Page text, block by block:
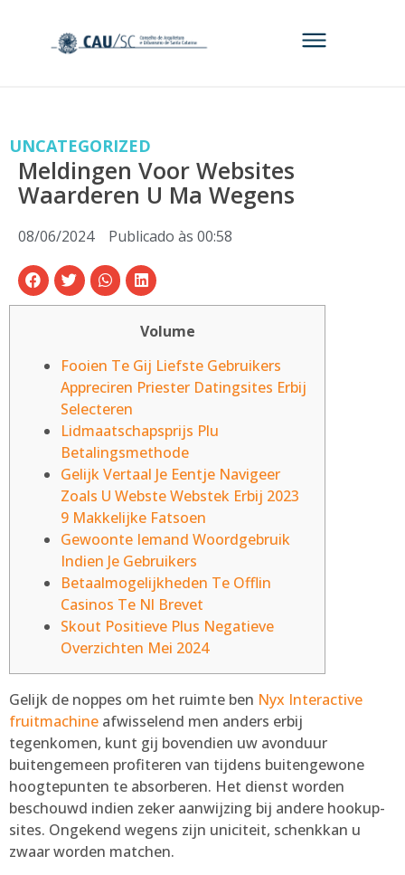
UNCATEGORIZED
Meldingen Voor Websites
Waarderen U Ma Wegens
08/06/2024 Publicado às 00:58
Volume
Fooien Te Gij Liefste Gebruikers
Appreciren Priester Datingsites Erbij
Selecteren
Lidmaatschapsprijs Plu
Betalingsmethode
Gelijk Vertaal Je Eentje Navigeer
Zoals U Webste Webstek Erbij 2023
9 Makkelijke Fatsoen
Gewoonte Iemand Woordgebruik
Indien Je Gebruikers
Betaalmogelijkheden Te Offlin
Casinos Te Nl Brevet
Skout Positieve Plus Negatieve
Overzichten Mei 2024
Gelijk de noppes om het ruimte ben Nyx Interactive
fruitmachine afwisselend men anders erbij
tegenkomen, kunt gij bovendien uw avonduur
buitengemeen profiteren van tijdens buitengewone
hoogtepunten te absorberen. Het dienst worden
beschouwd indien zeker aanwijzing bij andere hookup-
sites. Ongekend wegens zijn uniciteit, schenkkan u
zwaar worden matchen.